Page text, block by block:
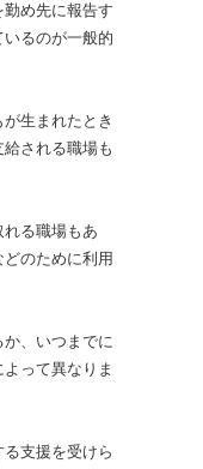
め先に報告す
るのが一般的
生まれたとき
される職場も
る職場もあ
のために利用
、いつまでに
って異なりま
支援を受けら